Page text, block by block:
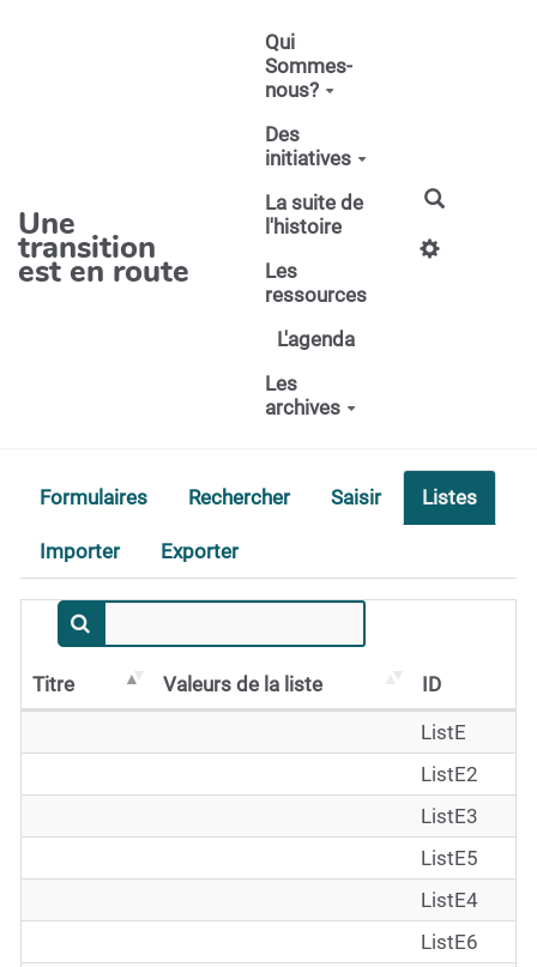
Une
transition
est en route
Qui
Sommes-
nous?
Des
initiatives
La suite de
l'histoire
Les
ressources
L'agenda
Les
archives
Formulaires Rechercher Saisir Listes
Importer Exporter
Titre Valeurs de la liste
ID
ListE
ListE2
ListE3
ListE5
ListE4
ListE6